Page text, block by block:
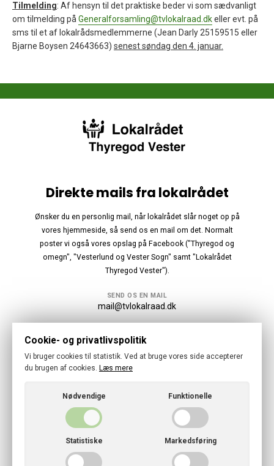
Tilmelding: Af hensyn til det praktiske beder vi som sædvanligt
om tilmelding påGeneralforsamling@tvlokalraad.dkeller evt. på
sms til et af lokalrådsmedlemmerne (Jean Darly 25159515 eller
Bjarne Boysen 24643663) senest søndag den 4. januar.
Direkte mails fra lokalrådet
Ønsker du en personlig mail, når lokalrådet slår noget op på
vores hjemmeside, så send os en mail om det. Normalt
poster vi også vores opslag på Facebook ("Thyregod og
omegn", "Vesterlund og Vester Sogn" samt "Lokalrådet
Thyregod Vester").
SEND OS EN MAIL
mail@tvlokalraad.dk
Følg os
© 2026 · Thyregod-Vester Lokalraad
Cookies- og privatlivspolitik
Cookie- og privatlivspolitik
Vi bruger cookies til statistik. Ved at bruge vores side accepterer
du brugen af cookies. Læs mere
Nødvendige Funktionelle
Statistiske Markedsføring